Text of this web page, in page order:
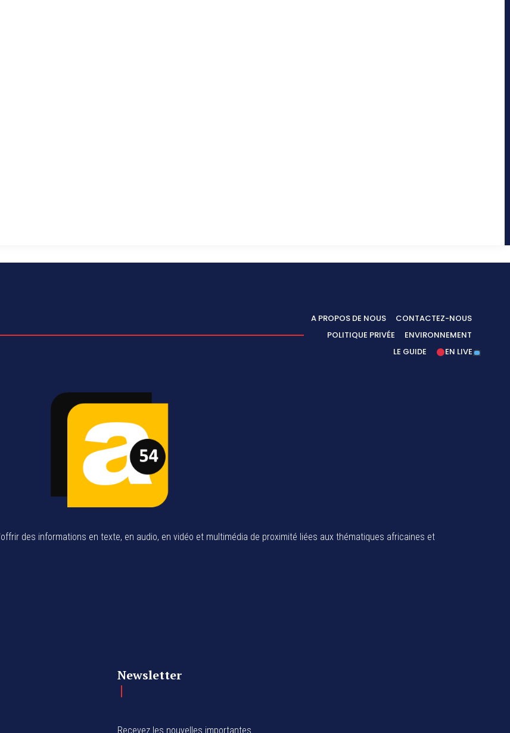
A PROPOS DE NOUS
CONTACTEZ-NOUS
POLITIQUE PRIVÉE
ENVIRONNEMENT
LE GUIDE
EN LIVE
des informations en texte, en audio, en vidéo et multimédia de proximité liées aux thématiques africaines et
Newsletter
Recevez les nouvelles importantes